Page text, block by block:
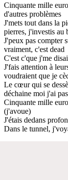
Cinquante mille
d'autres problèmes
J'mets tout dans la
pierres, j'investis au
J'peux pas compter
vraiment, c'est dead
C'est c'que j'me
J'fais attention à
voudraient que je
Le cœur qui se
déchaine moi j'ai
Cinquante mille
(j'avoue)
J'étais dedans
Dans le tunnel,